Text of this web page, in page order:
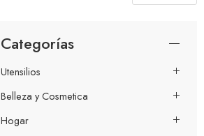
Categorías
Utensilios
Belleza y Cosmetica
Hogar